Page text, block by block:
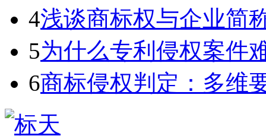
4浅谈商标权与企业简
5为什么专利侵权案件
6商标侵权判定：多维